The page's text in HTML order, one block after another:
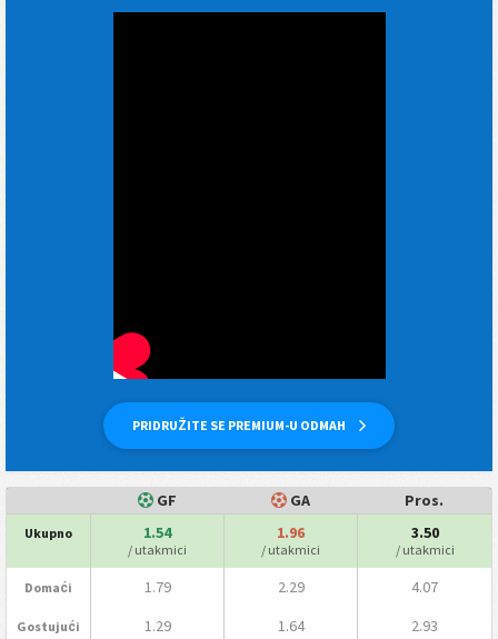
PRIDRUŽITE SE PREMIUM-U ODMAH
GF GA Pros.
Ukupno 1.54
/ utakmici
1.96
/ utakmici
3.50
/ utakmici
Domaći 1.79 2.29 4.07
Gostujući 1.29 1.64 2.93